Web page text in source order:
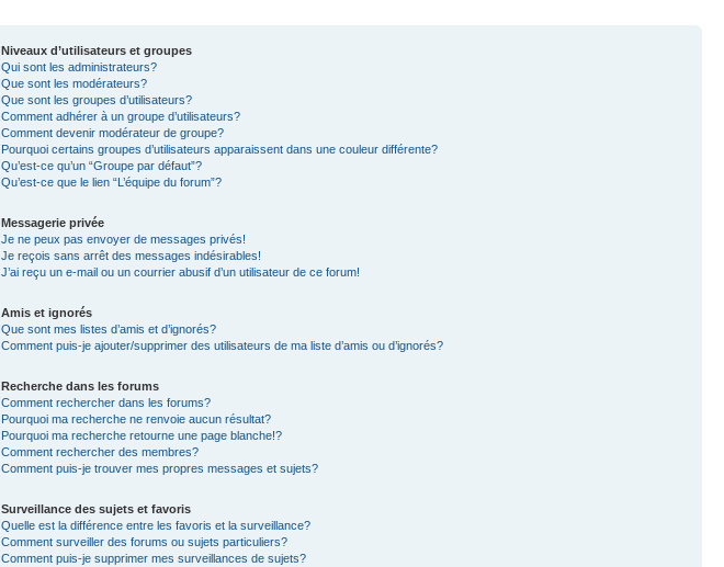
Niveaux d’utilisateurs et groupes
Qui sont les administrateurs?
Que sont les modérateurs?
Que sont les groupes d’utilisateurs?
Comment adhérer à un groupe d’utilisateurs?
Comment devenir modérateur de groupe?
Pourquoi certains groupes d’utilisateurs apparaissent dans une couleur différente?
Qu’est-ce qu’un “Groupe par défaut”?
Qu’est-ce que le lien “L’équipe du forum”?
Messagerie privée
Je ne peux pas envoyer de messages privés!
Je reçois sans arrêt des messages indésirables!
J’ai reçu un e-mail ou un courrier abusif d’un utilisateur de ce forum!
Amis et ignorés
Que sont mes listes d’amis et d’ignorés?
Comment puis-je ajouter/supprimer des utilisateurs de ma liste d’amis ou d’ignorés?
Recherche dans les forums
Comment rechercher dans les forums?
Pourquoi ma recherche ne renvoie aucun résultat?
Pourquoi ma recherche retourne une page blanche!?
Comment rechercher des membres?
Comment puis-je trouver mes propres messages et sujets?
Surveillance des sujets et favoris
Quelle est la différence entre les favoris et la surveillance?
Comment surveiller des forums ou sujets particuliers?
Comment puis-je supprimer mes surveillances de sujets?